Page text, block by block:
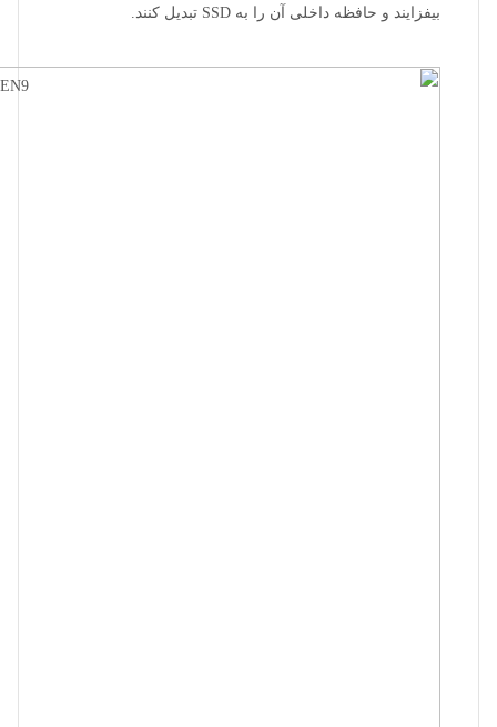
بیفزایند و حافظه داخلی آن را به SSD تبدیل کنند.